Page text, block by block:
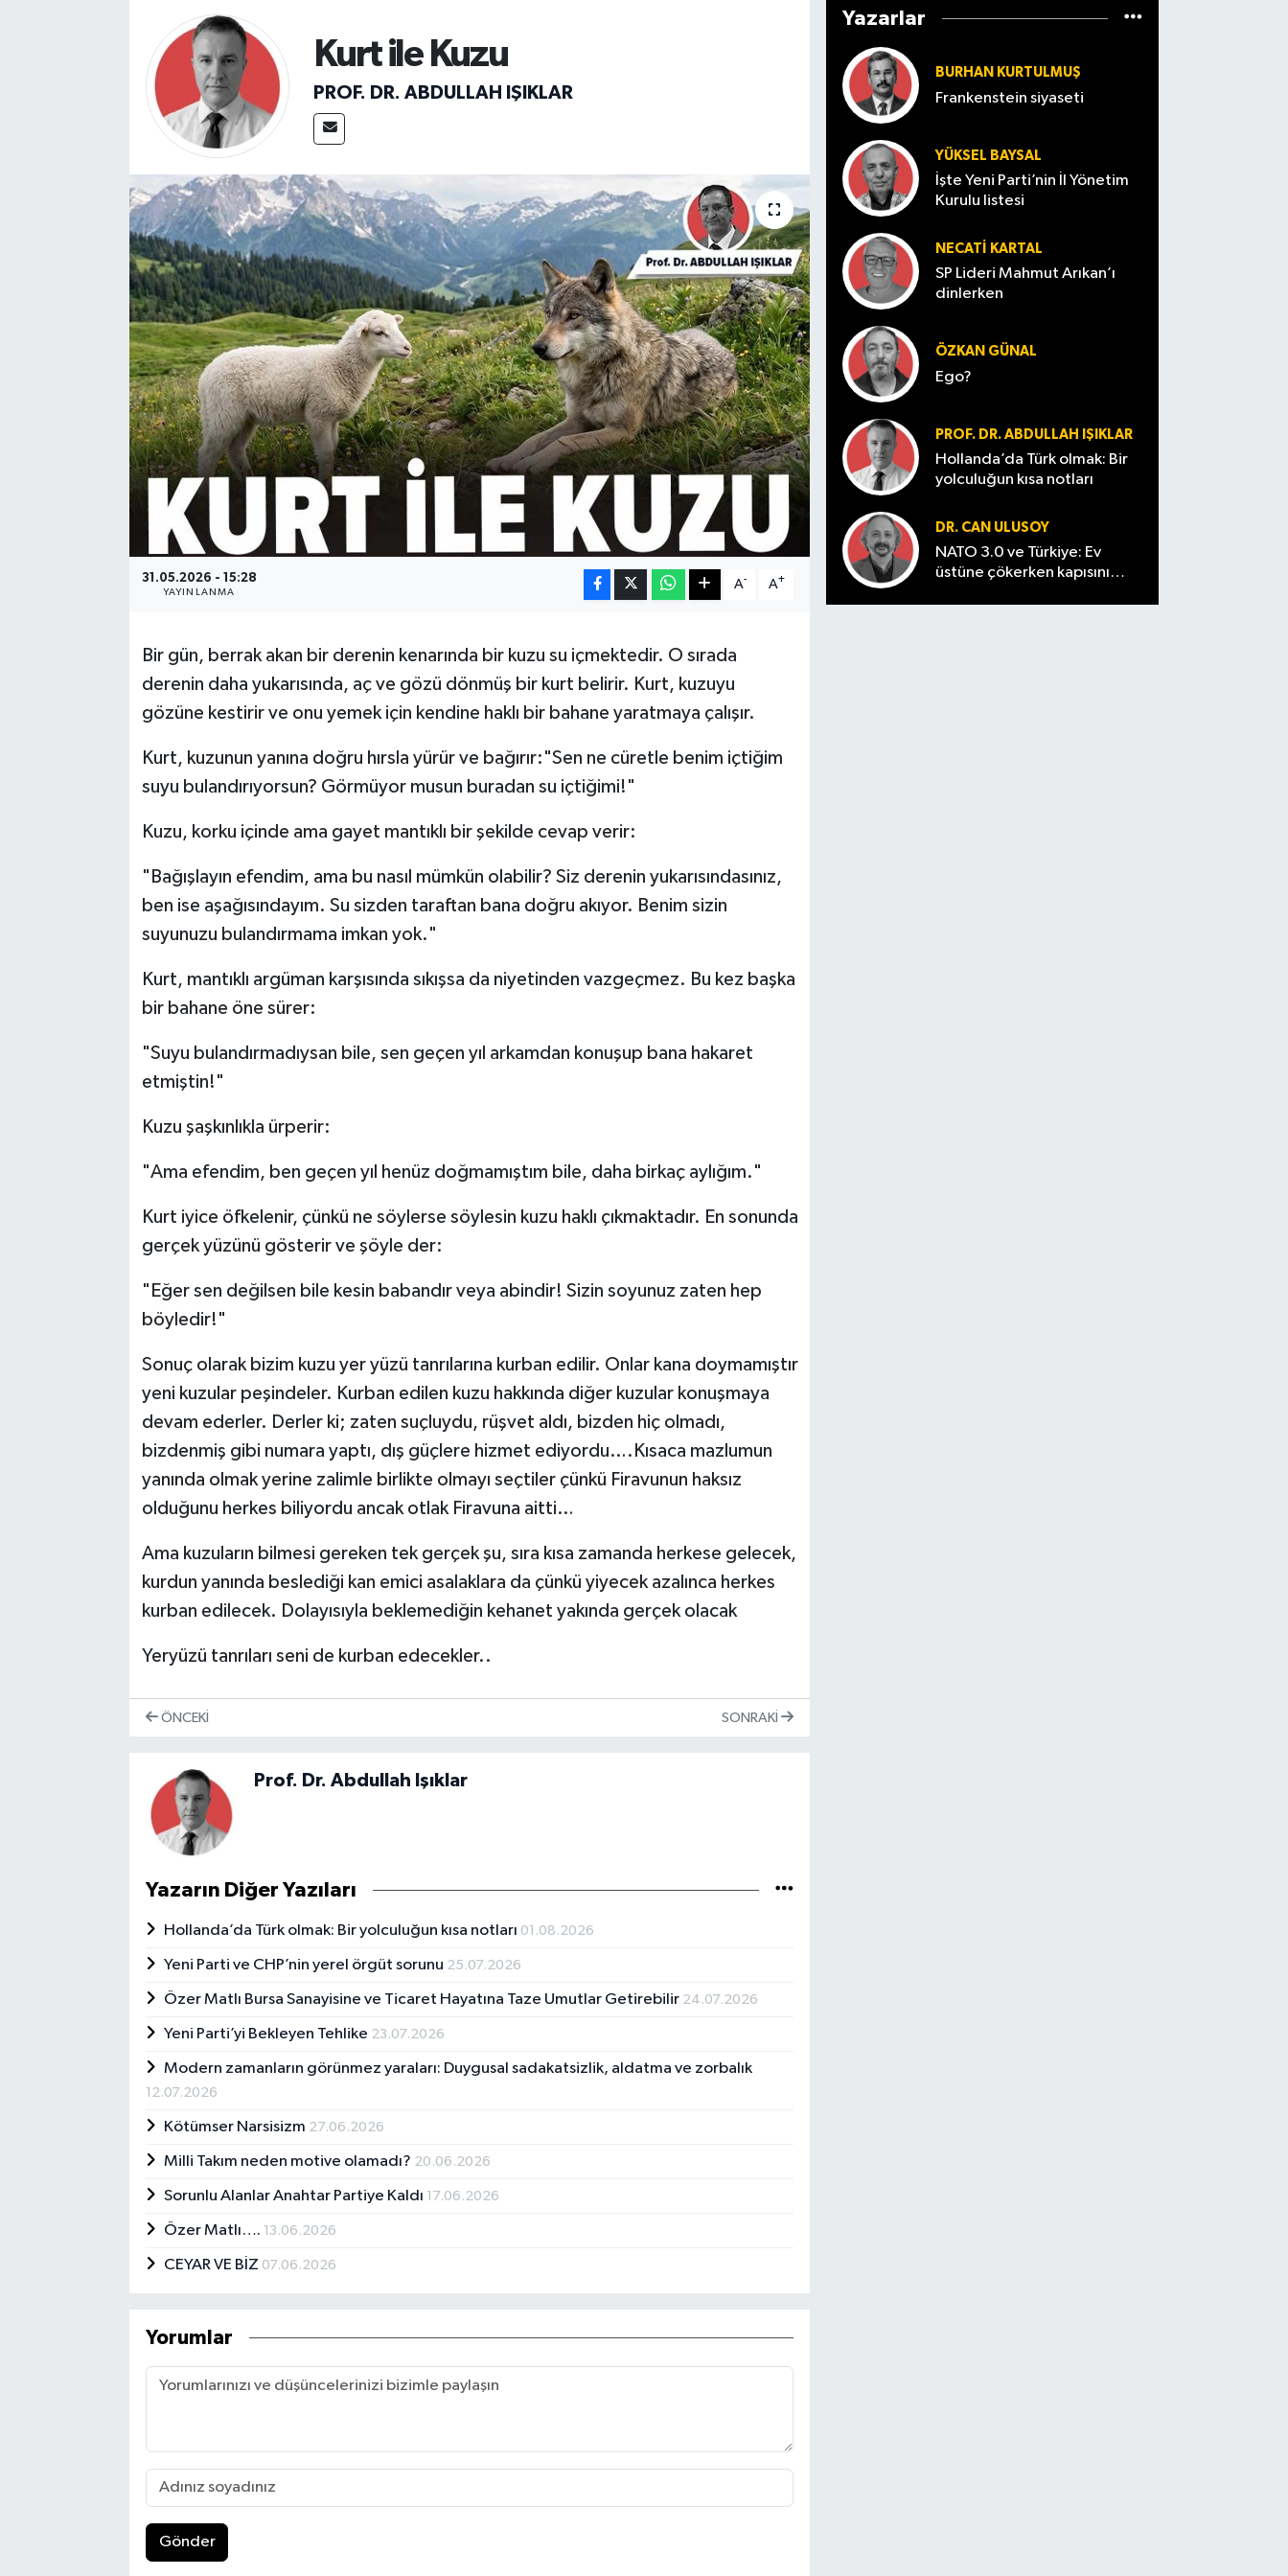
Kurt ile Kuzu
PROF. DR. ABDULLAH IŞIKLAR
31.05.2026 - 15:28
YAYINLANMA
A- A+
Bir gün, berrak akan bir derenin kenarında bir kuzu su içmektedir. O sırada
derenin daha yukarısında, aç ve gözü dönmüş bir kurt belirir. Kurt, kuzuyu
gözüne kestirir ve onu yemek için kendine haklı bir bahane yaratmaya çalışır.
Kurt, kuzunun yanına doğru hırsla yürür ve bağırır:"Sen ne cüretle benim içtiğim
suyu bulandırıyorsun? Görmüyor musun buradan su içtiğimi!"
Kuzu, korku içinde ama gayet mantıklı bir şekilde cevap verir:
"Bağışlayın efendim, ama bu nasıl mümkün olabilir? Siz derenin yukarısındasınız,
ben ise aşağısındayım. Su sizden taraftan bana doğru akıyor. Benim sizin
suyunuzu bulandırmama imkan yok."
Kurt, mantıklı argüman karşısında sıkışsa da niyetinden vazgeçmez. Bu kez başka
bir bahane öne sürer:
"Suyu bulandırmadıysan bile, sen geçen yıl arkamdan konuşup bana hakaret
etmiştin!"
Kuzu şaşkınlıkla ürperir:
"Ama efendim, ben geçen yıl henüz doğmamıştım bile, daha birkaç aylığım."
Kurt iyice öfkelenir, çünkü ne söylerse söylesin kuzu haklı çıkmaktadır. En sonunda
gerçek yüzünü gösterir ve şöyle der:
"Eğer sen değilsen bile kesin babandır veya abindir! Sizin soyunuz zaten hep
böyledir!"
Sonuç olarak bizim kuzu yer yüzü tanrılarına kurban edilir. Onlar kana doymamıştır
yeni kuzular peşindeler. Kurban edilen kuzu hakkında diğer kuzular konuşmaya
devam ederler. Derler ki; zaten suçluydu, rüşvet aldı, bizden hiç olmadı,
bizdenmiş gibi numara yaptı, dış güçlere hizmet ediyordu….Kısaca mazlumun
yanında olmak yerine zalimle birlikte olmayı seçtiler çünkü Firavunun haksız
olduğunu herkes biliyordu ancak otlak Firavuna aitti…
Ama kuzuların bilmesi gereken tek gerçek şu, sıra kısa zamanda herkese gelecek,
kurdun yanında beslediği kan emici asalaklara da çünkü yiyecek azalınca herkes
kurban edilecek. Dolayısıyla beklemediğin kehanet yakında gerçek olacak
Yeryüzü tanrıları seni de kurban edecekler..
ÖNCEKI SONRAKI
Prof. Dr. Abdullah Işıklar
Yazarın Diğer Yazıları
Hollanda’da Türk olmak: Bir yolculuğun kısa notları 01.08.2026
Yeni Parti ve CHP’nin yerel örgüt sorunu 25.07.2026
Özer Matlı Bursa Sanayisine ve Ticaret Hayatına Taze Umutlar Getirebilir 24.07.2026
Yeni Parti’yi Bekleyen Tehlike 23.07.2026
Modern zamanların görünmez yaraları: Duygusal sadakatsizlik, aldatma ve zorbalık
12.07.2026
Kötümser Narsisizm 27.06.2026
Milli Takım neden motive olamadı? 20.06.2026
Sorunlu Alanlar Anahtar Partiye Kaldı 17.06.2026
Özer Matlı…. 13.06.2026
CEYAR VE BİZ 07.06.2026
Yorumlar
Gönder
Yazarlar
BURHAN KURTULMUŞ
Frankenstein siyaseti
YÜKSEL BAYSAL
İşte Yeni Parti’nin İl Yönetim
Kurulu listesi
NECATI KARTAL
SP Lideri Mahmut Arıkan’ı
dinlerken
ÖZKAN GÜNAL
Ego?
PROF. DR. ABDULLAH IŞIKLAR
Hollanda’da Türk olmak: Bir
yolculuğun kısa notları
DR. CAN ULUSOY
NATO 3.0 ve Türkiye: Ev
üstüne çökerken kapısını